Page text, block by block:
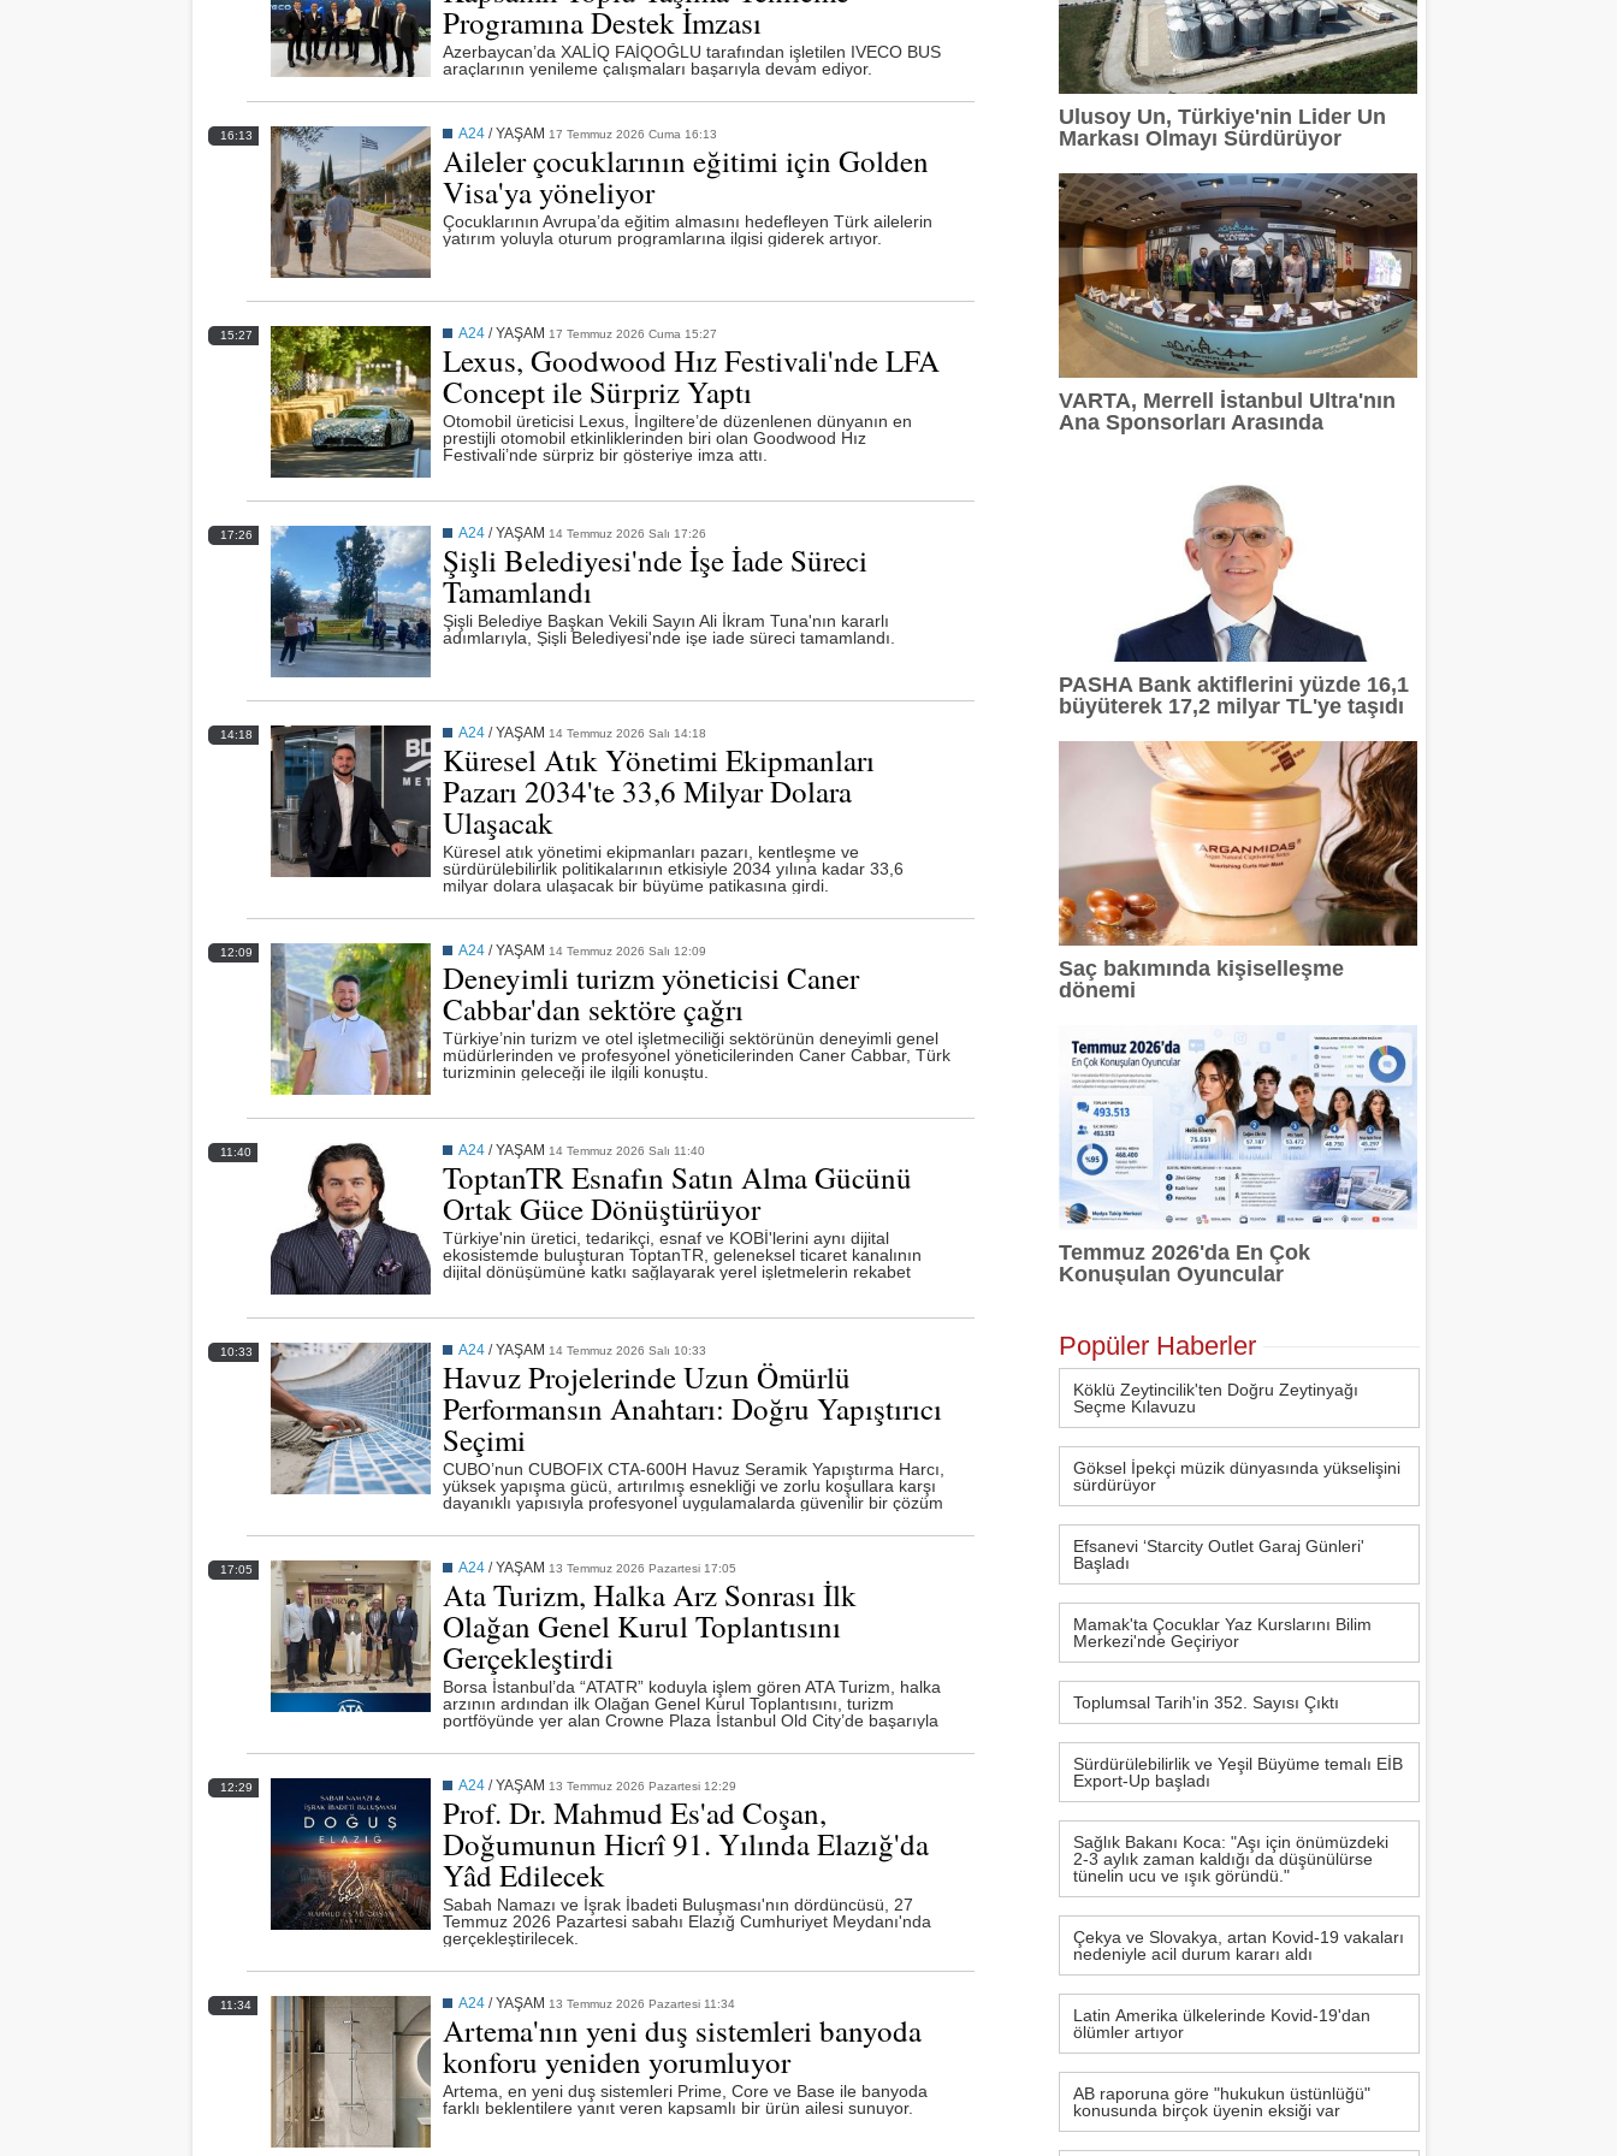
11:33 : VARTA, Merrell İstanbul Ultra'nın Ana Sponsorları Arasında
: Temmuz 2026'da En Çok Konuşulan Oyuncular
: Ulusoy Un, Türkiye'nin Lider Un Markası Olmayı Sürdürüyor
: Kocaer Çelik FAVÖK Marjını %16,1'e Yükseltti
17:16: Lavanta Şenliği 7 Ağustos'ta Gökçeyurt'ta
16:12: MAKİNA HANGAR'DA İKİNCİ YAZ OKULU DÖNEMİ BAŞLADI
16:05 : MELİKE ŞAHİN HARBİYE'DE MÜZİKSEVERE UNUTULMAZ BİR GECE YAŞATTI
15:42 : Güzelliğin ışıltılı dünyası BeautyEurasia için geri sayım başladı
Programına Destek İmzası
Azerbaycan’da XALİQ FAİQOĞLU tarafından işletilen IVECO BUS
araçlarının yenileme çalışmaları başarıyla devam ediyor.
A24/YAŞAM 17 Temmuz 2026 Cuma 16:13
Aileler çocuklarının eğitimi için Golden
Visa'ya yöneliyor
Çocuklarının Avrupa’da eğitim almasını hedefleyen Türk ailelerin
yatırım yoluyla oturum programlarına ilgisi giderek artıyor.
16:13
A24/YAŞAM 17 Temmuz 2026 Cuma 15:27
Lexus, Goodwood Hız Festivali'nde LFA
Concept ile Sürpriz Yaptı
Otomobil üreticisi Lexus, İngiltere’de düzenlenen dünyanın en
prestijli otomobil etkinliklerinden biri olan Goodwood Hız
Festivali’nde sürpriz bir gösteriye imza attı.
15:27
A24/YAŞAM 14 Temmuz 2026 Salı 17:26
Şişli Belediyesi'nde İşe İade Süreci
Tamamlandı
Şişli Belediye Başkan Vekili Sayın Ali İkram Tuna'nın kararlı
adımlarıyla, Şişli Belediyesi'nde işe iade süreci tamamlandı.
17:26
A24/YAŞAM 14 Temmuz 2026 Salı 14:18
Küresel Atık Yönetimi Ekipmanları
Pazarı 2034'te 33,6 Milyar Dolara
Ulaşacak
Küresel atık yönetimi ekipmanları pazarı, kentleşme ve
sürdürülebilirlik politikalarının etkisiyle 2034 yılına kadar 33,6
milyar dolara ulaşacak bir büyüme patikasına girdi.
14:18
A24/YAŞAM 14 Temmuz 2026 Salı 12:09
Deneyimli turizm yöneticisi Caner
Cabbar'dan sektöre çağrı
Türkiye’nin turizm ve otel işletmeciliği sektörünün deneyimli genel
müdürlerinden ve profesyonel yöneticilerinden Caner Cabbar, Türk
turizminin geleceği ile ilgili konuştu.
12:09
A24/YAŞAM 14 Temmuz 2026 Salı 11:40
ToptanTR Esnafın Satın Alma Gücünü
Ortak Güce Dönüştürüyor
Türkiye'nin üretici, tedarikçi, esnaf ve KOBİ'lerini aynı dijital
ekosistemde buluşturan ToptanTR, geleneksel ticaret kanalının
dijital dönüşümüne katkı sağlayarak yerel işletmelerin rekabet
11:40
A24/YAŞAM 14 Temmuz 2026 Salı 10:33
Havuz Projelerinde Uzun Ömürlü
Performansın Anahtarı: Doğru Yapıştırıcı
Seçimi
CUBO’nun CUBOFIX CTA-600H Havuz Seramik Yapıştırma Harcı,
yüksek yapışma gücü, artırılmış esnekliği ve zorlu koşullara karşı
dayanıklı yapısıyla profesyonel uygulamalarda güvenilir bir çözüm
10:33
A24/YAŞAM 13 Temmuz 2026 Pazartesi 17:05
Ata Turizm, Halka Arz Sonrası İlk
Olağan Genel Kurul Toplantısını
Gerçekleştirdi
Borsa İstanbul’da “ATATR” koduyla işlem gören ATA Turizm, halka
arzının ardından ilk Olağan Genel Kurul Toplantısını, turizm
portföyünde yer alan Crowne Plaza İstanbul Old City’de başarıyla
17:05
A24/YAŞAM 13 Temmuz 2026 Pazartesi 12:29
Prof. Dr. Mahmud Es'ad Coşan,
Doğumunun Hicrî 91. Yılında Elazığ'da
Yâd Edilecek
Sabah Namazı ve İşrak İbadeti Buluşması'nın dördüncüsü, 27
Temmuz 2026 Pazartesi sabahı Elazığ Cumhuriyet Meydanı'nda
gerçekleştirilecek.
12:29
A24/YAŞAM 13 Temmuz 2026 Pazartesi 11:34
Artema'nın yeni duş sistemleri banyoda
konforu yeniden yorumluyor
Artema, en yeni duş sistemleri Prime, Core ve Base ile banyoda
farklı beklentilere yanıt veren kapsamlı bir ürün ailesi sunuyor.
11:34
Ulusoy Un, Türkiye'nin Lider Un
Markası Olmayı Sürdürüyor
VARTA, Merrell İstanbul Ultra'nın
Ana Sponsorları Arasında
PASHA Bank aktiflerini yüzde 16,1
büyüterek 17,2 milyar TL'ye taşıdı
Saç bakımında kişiselleşme
dönemi
Temmuz 2026'da En Çok
Konuşulan Oyuncular
Popüler Haberler
Köklü Zeytincilik'ten Doğru Zeytinyağı
Seçme Kılavuzu
Göksel İpekçi müzik dünyasında yükselişini
sürdürüyor
Efsanevi ‘Starcity Outlet Garaj Günleri'
Başladı
Mamak'ta Çocuklar Yaz Kurslarını Bilim
Merkezi'nde Geçiriyor
Toplumsal Tarih'in 352. Sayısı Çıktı
Sürdürülebilirlik ve Yeşil Büyüme temalı EİB
Export-Up başladı
Sağlık Bakanı Koca: "Aşı için önümüzdeki
2-3 aylık zaman kaldığı da düşünülürse
tünelin ucu ve ışık göründü."
Çekya ve Slovakya, artan Kovid-19 vakaları
nedeniyle acil durum kararı aldı
Latin Amerika ülkelerinde Kovid-19'dan
ölümler artıyor
AB raporuna göre "hukukun üstünlüğü"
konusunda birçok üyenin eksiği var